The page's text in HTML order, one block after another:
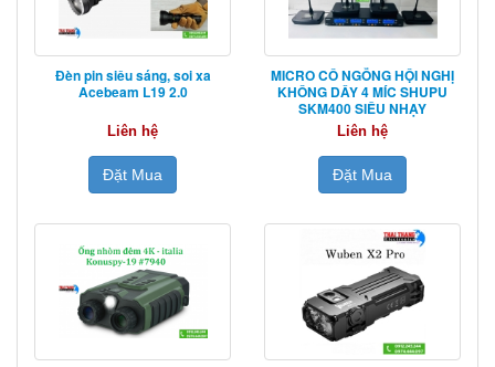
Đèn pin siêu sáng, soi xa
Acebeam L19 2.0
Liên hệ
Đặt Mua
MICRO CỔ NGỖNG HỘI NGHỊ
KHÔNG DÂY 4 MÍC SHUPU
SKM400 SIÊU NHẠY
Liên hệ
Đặt Mua